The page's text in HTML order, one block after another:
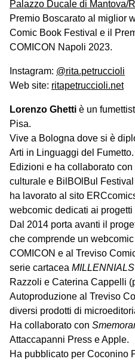
Palazzo Ducale di Mantova/
Premio Boscarato al miglior
Comic Book Festival e il
COMICON Napoli 2023.
Instagram: @rita.petruccioli
Web site: ritapetruccioli.net
Lorenzo Ghetti è un
Pisa.
Vive a Bologna dove si è
Arti in Linguaggi del
Edizioni e ha collaborato
culturale e BilBOlBul
ha lavorato al sito
webcomic dedicati ai
Dal 2014 porta avanti il
che comprende un
COMICON e al Treviso
serie cartacea MILLENNIALS
Razzoli e Caterina Cappelli
Autoproduzione al Treviso
diversi prodotti di
Ha collaborato con
Attaccapanni Press e Apple.
Ha pubblicato per Coconino